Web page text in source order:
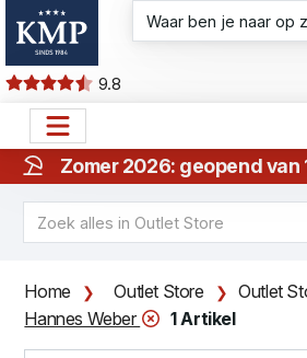
9.8
Zomer 2026: geopend van
Home Outlet Store
Outlet
Hannes Weber
1 Artikel